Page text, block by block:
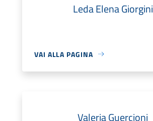
Leda Elena Giorgini
VAI ALLA PAGINA
Valeria Guercioni